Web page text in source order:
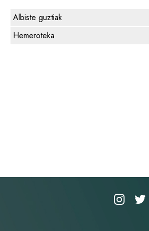
Albiste guztiak
Hemeroteka